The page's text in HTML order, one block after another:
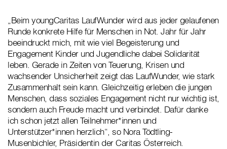
„Beim youngCaritas LaufWunder wird aus jeder gelaufenen
Runde konkrete Hilfe für Menschen in Not. Jahr für Jahr
beeindruckt mich, mit wie viel Begeisterung und
Engagement Kinder und Jugendliche dabei Solidarität
leben. Gerade in Zeiten von Teuerung, Krisen und
wachsender Unsicherheit zeigt das LaufWunder, wie stark
Zusammenhalt sein kann. Gleichzeitig erleben die jungen
Menschen, dass soziales Engagement nicht nur wichtig ist,
sondern auch Freude macht und verbindet. Dafür danke
ich schon jetzt allen Teilnehmer*innen und
Unterstützer*innen herzlich“, so Nora Tödtling-
Musenbichler, Präsidentin der Caritas Österreich.